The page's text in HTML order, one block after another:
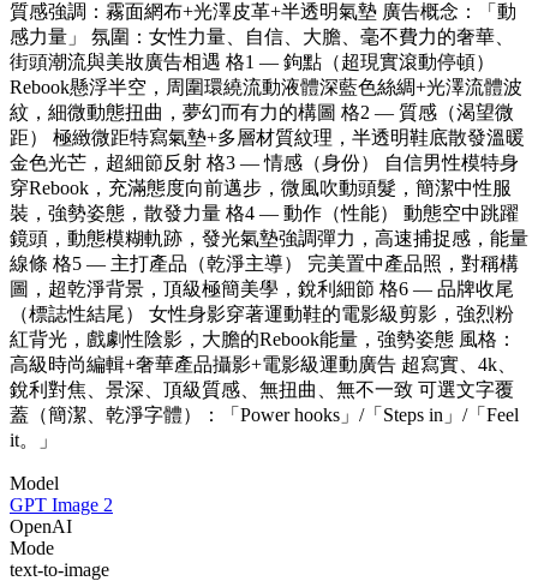
質感強調：霧面網布+光澤皮革+半透明氣墊 廣告概念：「動
感力量」 氛圍：女性力量、自信、大膽、毫不費力的奢華、
街頭潮流與美妝廣告相遇 格1 — 鉤點（超現實滾動停頓）
Rebook懸浮半空，周圍環繞流動液體深藍色絲綢+光澤流體波
紋，細微動態扭曲，夢幻而有力的構圖 格2 — 質感（渴望微
距） 極緻微距特寫氣墊+多層材質紋理，半透明鞋底散發溫暖
金色光芒，超細節反射 格3 — 情感（身份） 自信男性模特身
穿Rebook，充滿態度向前邁步，微風吹動頭髮，簡潔中性服
裝，強勢姿態，散發力量 格4 — 動作（性能） 動態空中跳躍
鏡頭，動態模糊軌跡，發光氣墊強調彈力，高速捕捉感，能量
線條 格5 — 主打產品（乾淨主導） 完美置中產品照，對稱構
圖，超乾淨背景，頂級極簡美學，銳利細節 格6 — 品牌收尾
（標誌性結尾） 女性身影穿著運動鞋的電影級剪影，強烈粉
紅背光，戲劇性陰影，大膽的Rebook能量，強勢姿態 風格：
高級時尚編輯+奢華產品攝影+電影級運動廣告 超寫實、4k、
銳利對焦、景深、頂級質感、無扭曲、無不一致 可選文字覆
蓋（簡潔、乾淨字體）：「Power hooks」/「Steps in」/「Feel
it。」
Model
GPT Image 2
OpenAI
Mode
text-to-image